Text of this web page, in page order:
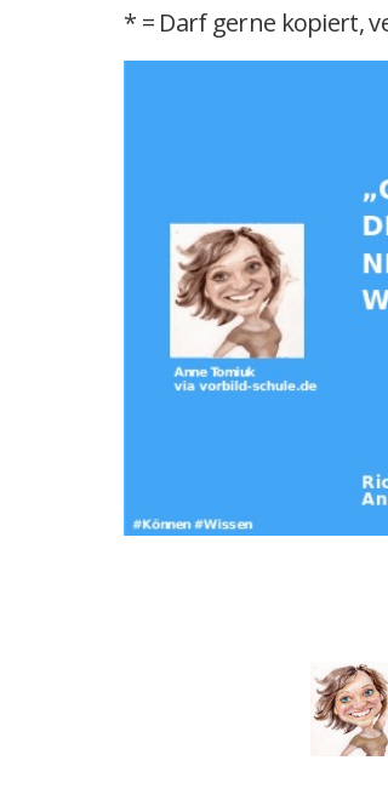
* = Darf gerne kopiert,